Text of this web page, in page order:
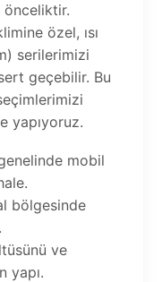
önceliktir.
özel, ısı
serilerimizi
geçebilir. Bu
yapıyoruz.
mobil
bölgesinde
ve
yapı.